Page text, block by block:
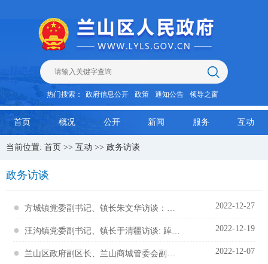
热门搜索： 政府信息公开 政策 通知公告 领导之窗
首页 概况 公开 新闻 服务 互动
当前位置: 首页 >> 互动 >> 政务访谈
政务访谈
● 方城镇党委副书记、镇长朱文华访谈：踔厉奋发 笃行不怠 奋力开创方城镇高质量发展... 2022-12-27
● 汪沟镇党委副书记、镇长于清疆访谈: 踔厉奋发、笃行不怠，奋力开创汪沟镇高质量发... 2022-12-19
● 兰山区政府副区长、兰山商城管委会副主任、党委副书记田宗春访谈： 实施商贸物流首... 2022-12-07